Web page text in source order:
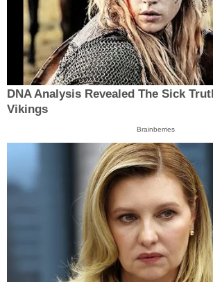
DNA Analysis Revealed The Sick
Vikings
Brainberries